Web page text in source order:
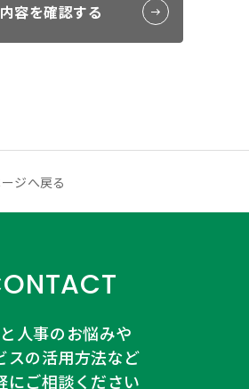
ののほか、ご本人の同意なく共同
意ですが、当該情報をご提供い
人を特定できない情報に限定して
す。なお、クッキー（Cookie）は
ことができます。サイトによって
い場合がありますのであらかじめ
容を確認する
ジへ戻る
人事のお悩みや
スの活用方法など
にご相談ください